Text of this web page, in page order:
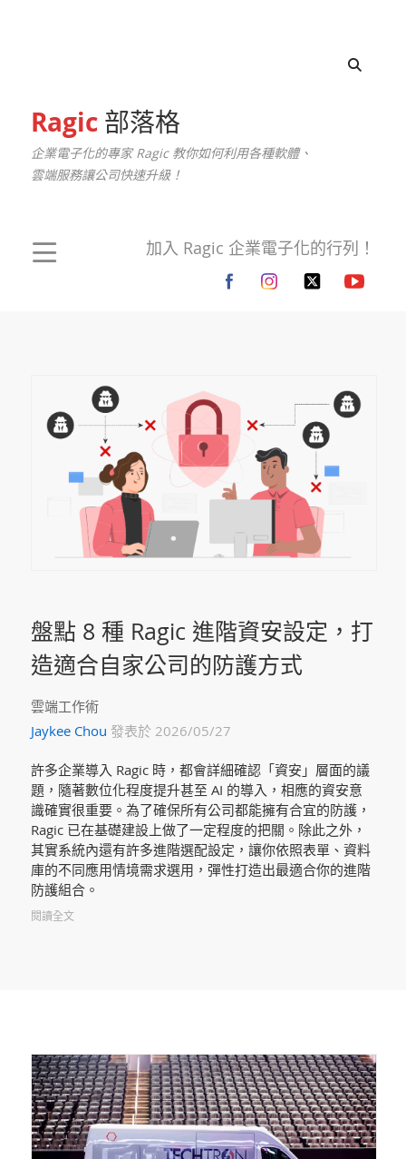
Ragic部落格
企業電子化的專家 Ragic 教你如何利用各種軟體、
雲端服務讓公司快速升級！
加入 Ragic 企業電子化的行列！
盤點 8 種 Ragic 進階資安設定，打
造適合自家公司的防護方式
雲端工作術
Jaykee Chou 發表於 2026/05/27
許多企業導入 Ragic 時，都會詳細確認「資安」層面的議
題，隨著數位化程度提升甚至 AI 的導入，相應的資安意
識確實很重要。為了確保所有公司都能擁有合宜的防護，
Ragic 已在基礎建設上做了一定程度的把關。除此之外，
其實系統內還有許多進階選配設定，讓你依照表單、資料
庫的不同應用情境需求選用，彈性打造出最適合你的進階
防護組合。
閱讀全文